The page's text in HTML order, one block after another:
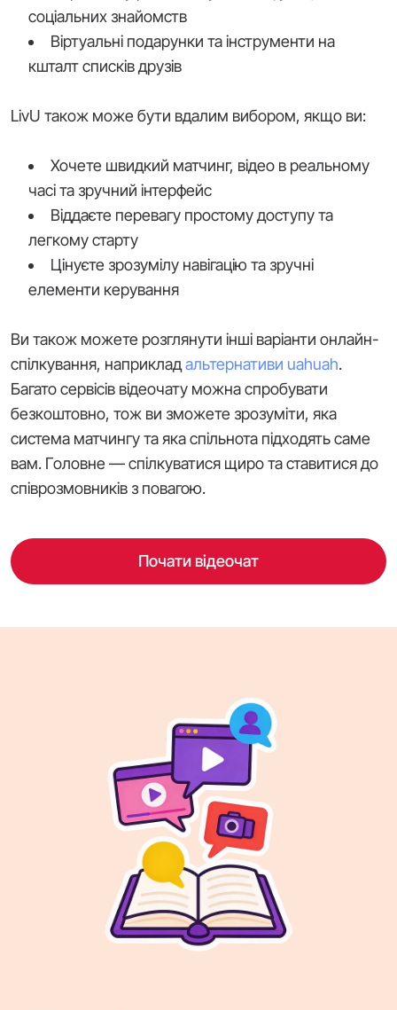
соціальних знайомств
Віртуальні подарунки та інструменти на
кшталт списків друзів
LivU також може бути вдалим вибором, якщо ви:
Хочете швидкий матчинг, відео в реальному
часі та зручний інтерфейс
Віддаєте перевагу простому доступу та
легкому старту
Цінуєте зрозумілу навігацію та зручні
елементи керування
Ви також можете розглянути інші варіанти онлайн-
спілкування, наприкладальтернативи uahuah.
Багато сервісів відеочату можна спробувати
безкоштовно, тож ви зможете зрозуміти, яка
система матчингу та яка спільнота підходять саме
вам. Головне — спілкуватися щиро та ставитися до
співрозмовників з повагою.
Почати відеочат